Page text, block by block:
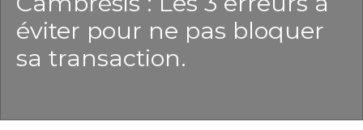
éviter pour ne pas bloquer
sa transaction.